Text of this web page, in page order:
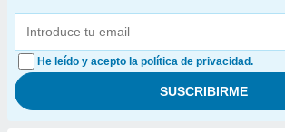
He leído y acepto la política de privacidad.